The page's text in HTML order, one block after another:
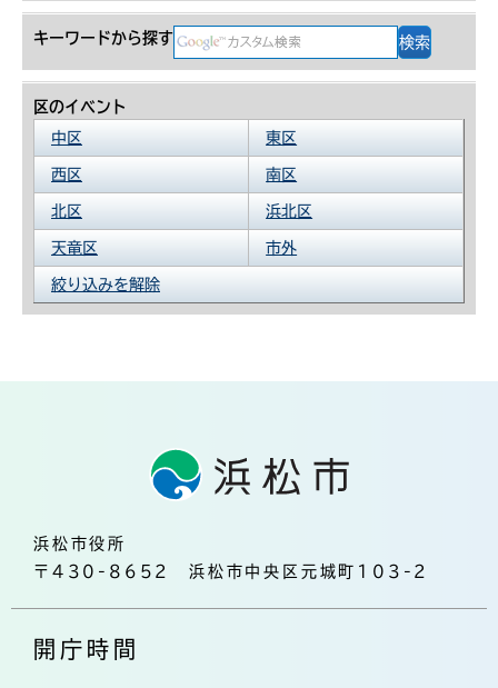
キーワードから探す
区のイベント
中区
東区
西区 南区
北区 浜北区
天竜区 市外
絞り込みを解除
浜松市役所
〒430-8652 浜松市中央区元城町103-2
開庁時間